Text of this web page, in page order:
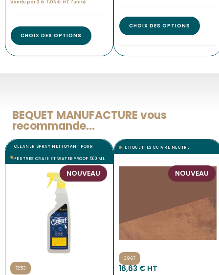
Vendu par 3 à 7,05 € HT l'unité
CHOIX DES OPTIONS
CHOIX DES OPTIONS
BEQUET MANUFACTURE vous
recommande...
CLEANER SPRAY NETTOYANT POUR
FEUTRES CRAIE ET WATERPROOF 500 ML
NOUVEAU
7253
ETIQUETTES CUIVRE NEUTRE
NOUVEAU
3967
16,63 € HT